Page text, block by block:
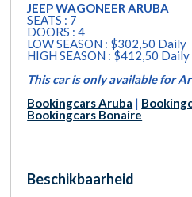
JEEP WAGONEER ARUBA
SEATS : 7
DOORS : 4
LOW SEASON : $302,50 Daily
HIGH SEASON : $412,50 Daily
This car is only available for
Bookingcars Aruba |
Bookingcars Bonaire
Beschikbaarheid